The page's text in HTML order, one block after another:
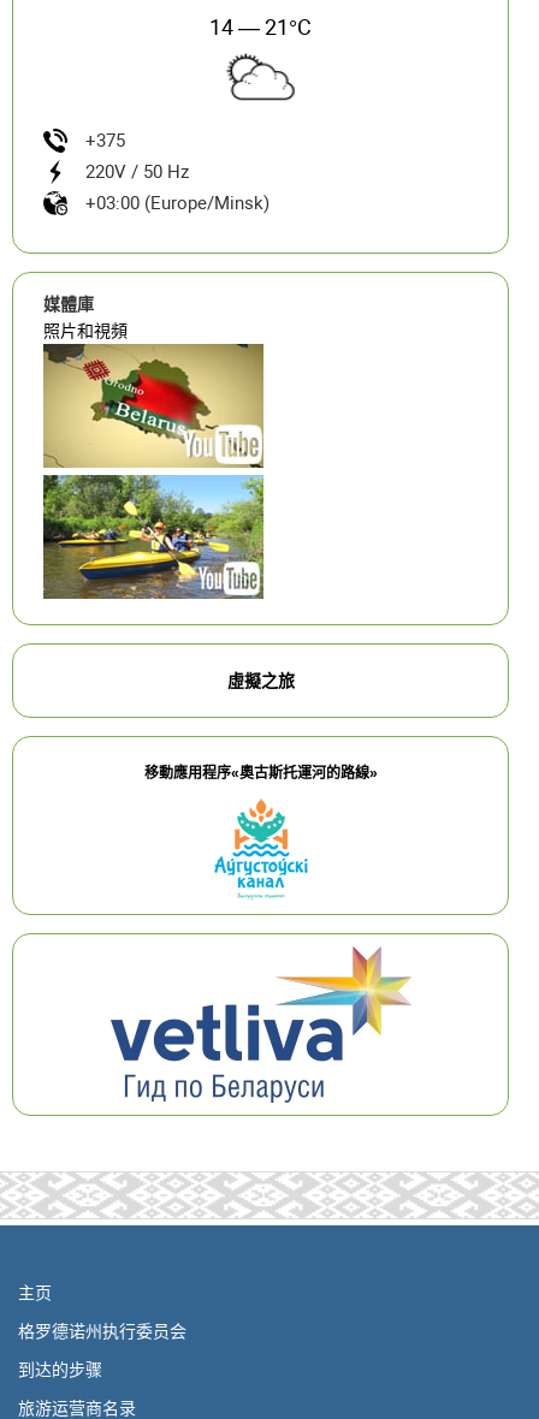
14 — 21°C
+375
220V / 50 Hz
+03:00 (Europe/Minsk)
媒體庫
照片和視頻
虛擬之旅
移動應用程序«奧古斯托運河的路線»
主页
格罗德诺州执行委员会
到达的步骤
旅游运营商名录